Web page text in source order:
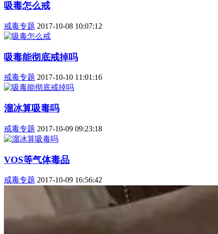
吸毒怎么戒
戒毒专题 2017-10-08 10:07:12
吸毒能彻底戒掉吗
戒毒专题 2017-10-10 11:01:16
溜冰算吸毒吗
戒毒专题 2017-10-09 09:23:18
VOS等气体毒品
戒毒专题 2017-10-09 16:56:42